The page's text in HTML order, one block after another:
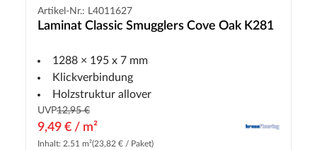
Artikel-Nr.: L4011627
Laminat Classic Smugglers Cove Oak K281
1288 × 195 x 7 mm
Klickverbindung
Holzstruktur allover
UVP12,95 €
9,49 € / m²
Inhalt: 2.51 m²(23,82 € / Paket)